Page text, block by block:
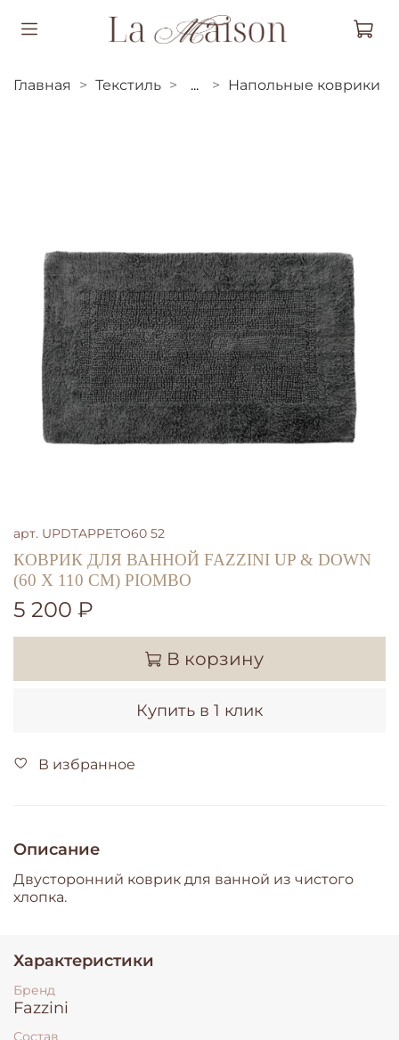
Главная Текстиль ... Напольные коврики
арт. UPDTAPPETO60 52
КОВРИК ДЛЯ ВАННОЙ FAZZINI UP & DOWN
(60 X 110 СМ) PIOMBO
5 200 ₽
В корзину
Купить в 1 клик
В избранное
Описание
Двусторонний коврик для ванной из чистого
хлопка.
Характеристики
Бренд
Fazzini
Состав